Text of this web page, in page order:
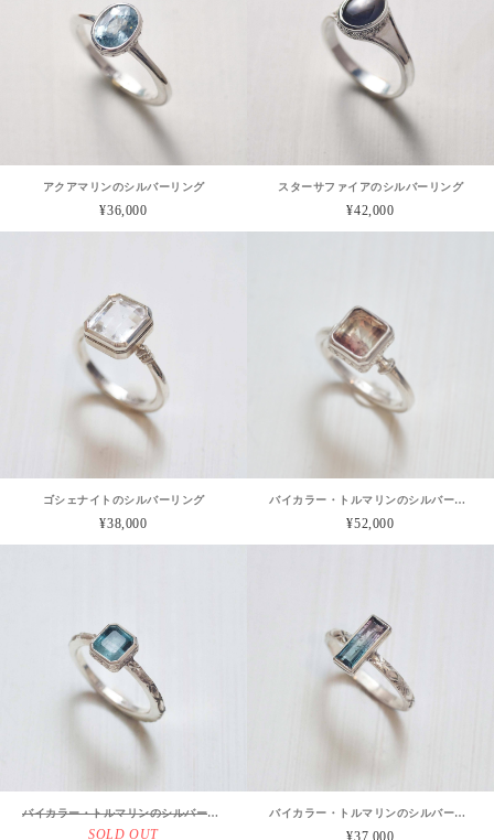
アクアマリンのシルバーリング
¥36,000
スターサファイアのシルバーリング
¥42,000
ゴシェナイトのシルバーリング
¥38,000
バイカラー・トルマリンのシルバーリング
¥52,000
SOLD OUT
バイカラー・トルマリンのシルバーリング バイカラー・トルマリンのシルバーリング
¥37,000